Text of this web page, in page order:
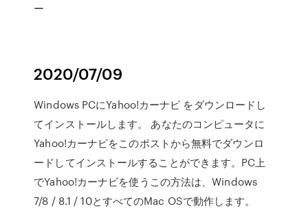
ー
2020/07/09
Windows PCにYahoo!カーナビ をダウンロードし
てインストールします。 あなたのコンピュータに
Yahoo!カーナビをこのポストから無料でダウンロ
ードしてインストールすることができます。PC上
でYahoo!カーナビを使うこの方法は、Windows
7/8 / 8.1 / 10とすべてのMac OSで動作します。